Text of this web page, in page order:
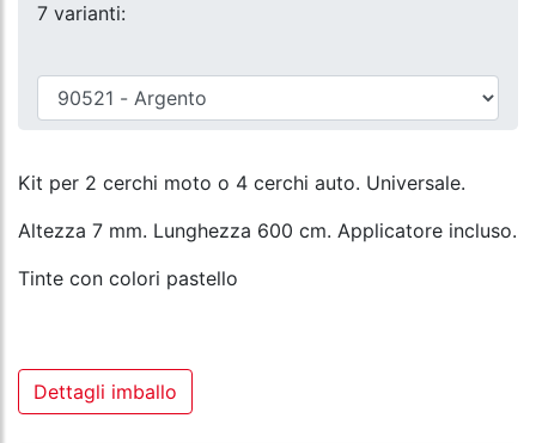
7 varianti:
Kit per 2 cerchi moto o 4 cerchi auto. Universale.
Altezza 7 mm. Lunghezza 600 cm. Applicatore incluso.
Tinte con colori pastello
Dettagli imballo